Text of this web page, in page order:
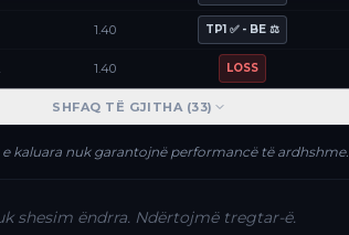
1.40 TP1 ✅ - BE ⚖️
1.40 LOSS
SHFAQ TË GJITHA (33)
kaluara nuk garantojnë performancë të ardhshme.
shesim ëndrra. Ndërtojmë tregtar-ë.